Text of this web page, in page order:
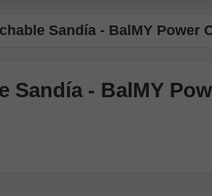
Sandía - BalMY Power
Sandía - BalMY